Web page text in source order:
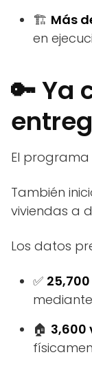
🏗️ Más
en
🔑 Ya
El
También
viviendas a
Los datos
✅
🏠 3,600